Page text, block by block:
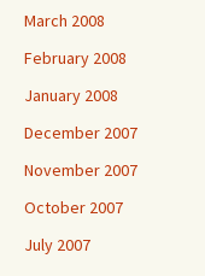
March 2008
February 2008
January 2008
December 2007
November 2007
October 2007
July 2007